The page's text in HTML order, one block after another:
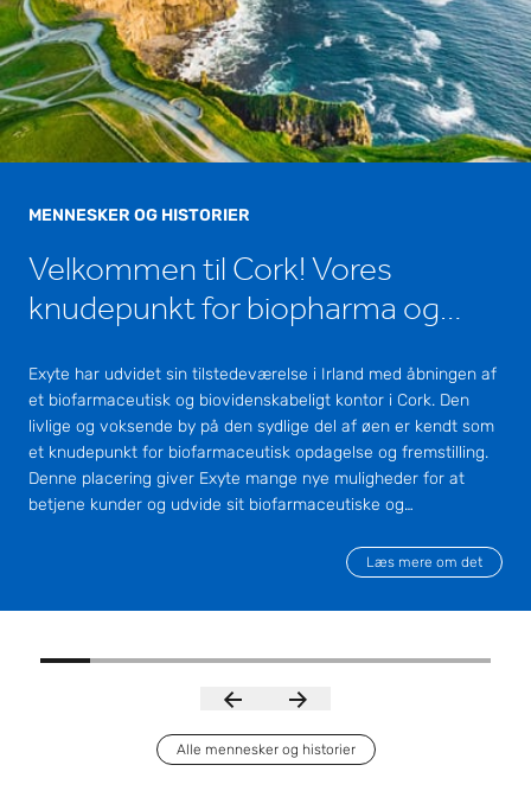
MENNESKER OG HISTORIER
Velkommen til Cork! Vores
knudepunkt for biopharma og
Exyte har udvidet sin tilstedeværelse i Irland med åbningen af
et biofarmaceutisk og biovidenskabeligt kontor i Cork. Den
livlige og voksende by på den sydlige del af øen er kendt som
et knudepunkt for biofarmaceutisk opdagelse og fremstilling.
Denne placering giver Exyte mange nye muligheder for at
betjene kunder og udvide sit biofarmaceutiske og
Læs mere om det
Alle mennesker og historier